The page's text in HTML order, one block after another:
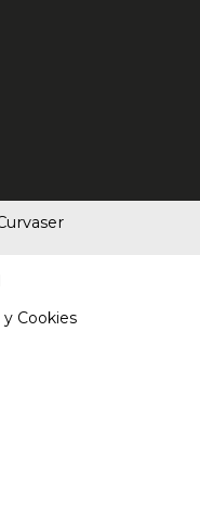
Cookies